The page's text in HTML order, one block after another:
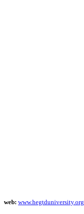
web: www.hegtduniversity.org